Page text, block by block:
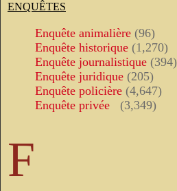
ENQUÊTES
Enquête animalière (96)
Enquête historique (1,270)
Enquête journalistique (394)
Enquête juridique (205)
Enquête policière (4,647)
Enquête privée
(3,349)
F